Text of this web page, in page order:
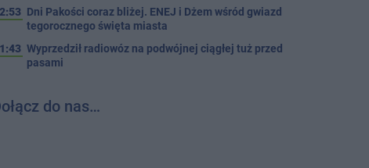
Dni Pakości coraz bliżej. ENEJ i Dżem wśród gwiazd
tegorocznego święta miasta
Wyprzedził radiowóz na podwójnej ciągłej tuż przed
pasami
do nas…